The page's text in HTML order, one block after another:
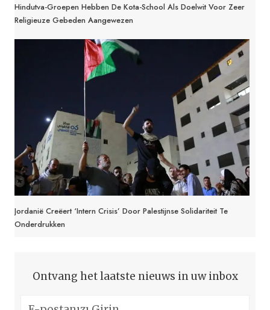
Hindutva-Groepen Hebben De Kota-School Als Doelwit Voor Zeer
Religieuze Gebeden Aangewezen
Jordanië Creëert ‘intern Crisis’ Door Palestijnse Solidariteit Te
Onderdrukken
Ontvang het laatste nieuws in uw inbox